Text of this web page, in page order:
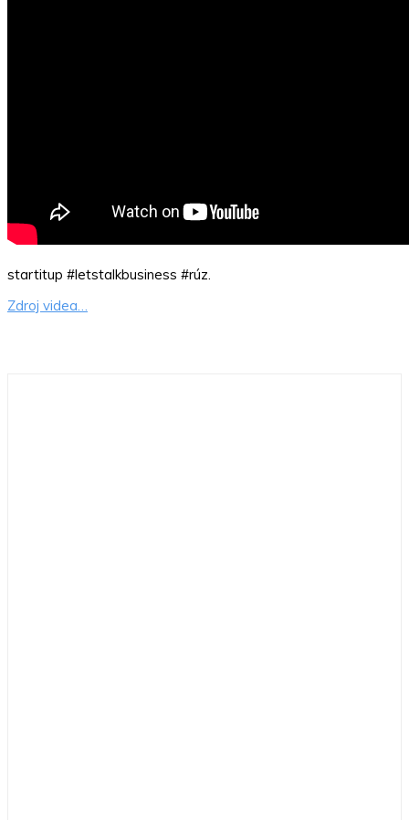
startitup #letstalkbusiness #rúz.
Zdroj videa…